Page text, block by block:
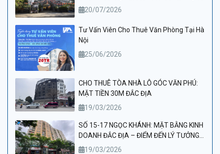
20/07/2026
Tư Vấn Viên Cho Thuê Văn Phòng Tại Hà
Nội
25/06/2026
CHO THUÊ TÒA NHÀ LÔ GÓC VĂN PHÚ:
MẶT TIỀN 30M ĐẮC ĐỊA
19/03/2026
SỐ 15-17 NGỌC KHÁNH: MẶT BẰNG KINH
DOANH ĐẮC ĐỊA – ĐIỂM ĐẾN LÝ TƯỞNG
CHO PHÒNG KHÁM VÀ THẨM MỸ VIỆN
19/03/2026